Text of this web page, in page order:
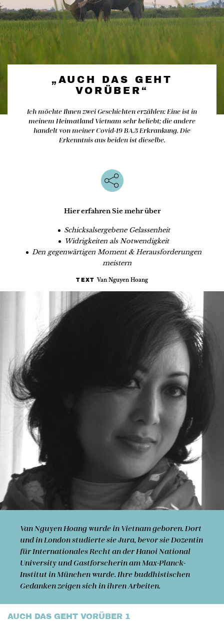
„AUCH DAS GEHT
VORÜBER“
Ich möchte Ihnen zwei Geschichten erzählen: Eine ist in
meinem Heimatland Vietnam sehr beliebt; die andere
handelt von meiner Covid-19 BA.5 Erkrankung. Die
Erkenntnis aus beiden ist dieselbe.
Hier erfahren Sie mehr über
Schicksalsergebene Gelassenheit
Widrigkeiten als Notwendigkeit
Den gegenwärtigen Moment & Herausforderungen
meistern
TEXT Van Nguyen Hoang
Van Nguyen Hoangwurde in Vietnam geboren. Dort
und in London studierte sie Jura, bevor sie Dozentin
für Inter­nationales Recht an der Hanoi National
University und Gast­forscherin am Max-Planck-
Institut in München wurde. Ihre buddhistischen
Gedanken zeigen sich in ihren Arbeiten.
AUCH DAS GEHT VORÜBER 1